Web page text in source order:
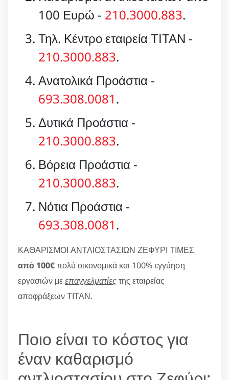
100 Ευρώ - 210.3000.883.
Τηλ. Κέντρο εταιρεία ΤΙΤΑΝ -
210.3000.883.
Ανατολικά Προάστια -
693.308.0081.
Δυτικά Προάστια -
210.3000.883.
Βόρεια Προάστια -
210.3000.883.
Νότια Προάστια -
693.308.0081.
ΚΑΘΑΡΙΣΜΟΙ ΑΝΤΛΙΟΣΤΑΣΙΩΝ ΖΕΦΥΡΙ ΤΙΜΕΣ
από 100€πολύ οικονομικά και 100% εγγύηση
εργασιών μεεπαγγελματίεςτης εταιρείας
αποφράξεων ΤΙΤΑΝ.
Ποιο είναι το κόστος για
έναν καθαρισμό